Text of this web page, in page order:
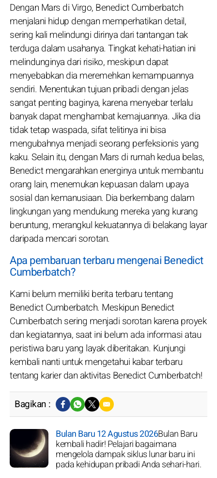
Dengan Mars di Virgo, Benedict Cumberbatch
menjalani hidup dengan memperhatikan detail,
sering kali melindungi dirinya dari tantangan tak
terduga dalam usahanya. Tingkat kehati-hatian ini
melindunginya dari risiko, meskipun dapat
menyebabkan dia meremehkan kemampuannya
sendiri. Menentukan tujuan pribadi dengan jelas
sangat penting baginya, karena menyebar terlalu
banyak dapat menghambat kemajuannya. Jika dia
tidak tetap waspada, sifat telitinya ini bisa
mengubahnya menjadi seorang perfeksionis yang
kaku. Selain itu, dengan Mars di rumah kedua belas,
Benedict mengarahkan energinya untuk membantu
orang lain, menemukan kepuasan dalam upaya
sosial dan kemanusiaan. Dia berkembang dalam
lingkungan yang mendukung mereka yang kurang
beruntung, merangkul kekuatannya di belakang layar
daripada mencari sorotan.
Apa pembaruan terbaru mengenai Benedict
Cumberbatch?
Kami belum memiliki berita terbaru tentang
Benedict Cumberbatch. Meskipun Benedict
Cumberbatch sering menjadi sorotan karena proyek
dan kegiatannya, saat ini belum ada informasi atau
peristiwa baru yang layak diberitakan. Kunjungi
kembali nanti untuk mengetahui kabar terbaru
tentang karier dan aktivitas Benedict Cumberbatch!
Bagikan :
Bulan Baru 12 Agustus 2026Bulan Baru
kembali hadir! Pelajari bagaimana
mengelola dampak siklus lunar baru ini
pada kehidupan pribadi Anda sehari-hari.